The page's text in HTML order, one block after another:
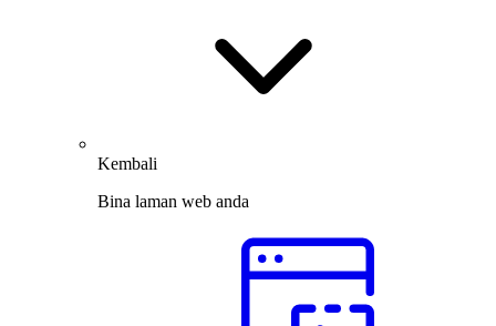
Kembali
Bina laman web anda